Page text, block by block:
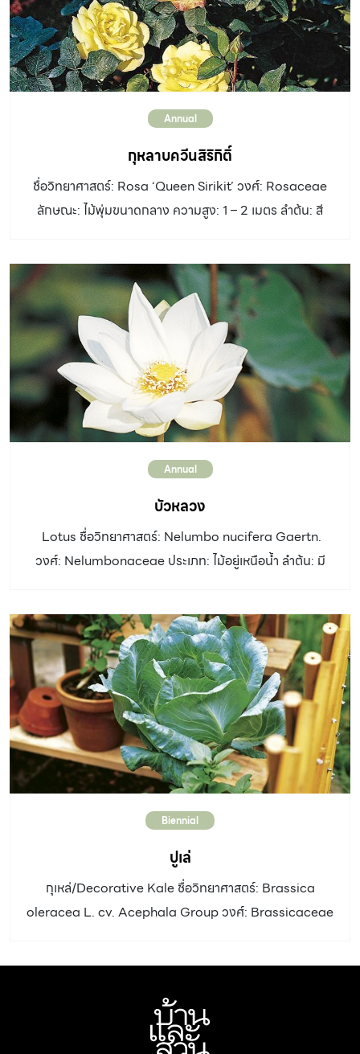
Annual
กุหลาบควีนสิริกิติ์
ชื่อวิทยาศาสตร์: Rosa ‘Queen Sirikit’ วงศ์: Rosaceae
ลักษณะ: ไม้พุ่มขนาดกลาง ความสูง: 1 – 2 เมตร ลำต้น: สี
เป็นฟันเลื่อย ดอก: ดอกเดี่ยวออกที่ปลายกิ่ง ดอกบานมีเส้นผ่า
ศูนย์กลาง 10 -11 เซนติเมตร กลีบรองดอกรูปถ้วยสีเขียว
กลีบเลี้ยง 5 กลีบ บานวันแรกสีเหลือง จากนั้นเปลี่ยนเป็นสี
เหลืองอมส้มและมีแต้มสีชมพูใกล้ขอบกลีบ มีกลิ่นหอม
ออกดอกตลอดปี ดิน: ดินร่วนระบายน้ำดี แสงแดด: ตลอดวัน
น้ำ: ปานกลาง ขยายพันธุ์: ติดตา ปักชำ ตอนกิ่ง และทาบกิ่ง
การใช้งานและอื่นๆ: หมั่นตัดแต่งดอกโรยและกิ่งแห้งออก
ลูกผสมระหว่างพันธุ์ Königinder rosen กับพันธุ์ Golden
Giant […]
Annual
บัวหลวง
Lotus ชื่อวิทยาศาสตร์: Nelumbo nucifera Gaertn.
วงศ์: Nelumbonaceae ประเภท: ไม้อยู่เหนือน้ำ ลำต้น: มี
เขียว มีนวลเคลือบ ก้านใบชูเหนือน้ำ ดอก: มีหลายพันธุ์ ทั้ง
ดอกชั้นเดียวและดอกซ้อน สีขาวหรือสีชมพู กลีบดอกใหญ่
กลางดอกมีฐานรังไข่และเกสรจำนวนมากและมีกลิ่นหอ
มอ่อนๆ ตอนเช้าหรือกลางคืน ก้านดอกยาวชูขึ้นเหนือน้ำและมี
หนามเล็กๆ ออกดอกตลอดปี แต่ดกในฤดูร้อนและฤดูฝน ดิน:
ดินเหนียวที่มีอินทรียวัตถุสูง เจริญได้ดีที่ระดับน้ำ 15-30 ซม.
แสงแดด: ครึ่งวันถึงเต็มวัน ขยายพันธุ์: แยกหนิ่เหง้า การใช้
งานและอื่นๆ: กลีบดอกทั้งขาวและชมพูชุบแป้งทอดจิ้มซอส
ประกอบของเกสรทั้งห้า ที่มีสรรพคุณบำรุงหัวใจ ชาวมาเลเซีย
ใช้กลีบดอกชั้นในตำพอกแก้โรคซิฟิลิส ชาวชวาใช้แก้ท้องร่วง
บัวเข็มชมพู บัวไต้หวัน บัวปักกิ่งชมพู บัวหลวงจีน ชื่อ
วิทยาศาสตร์ Nelumbo nucifera Gaertn. var. pekinese
[…]
Biennial
ปูเล่
กุเหล่/Decorative Kale ชื่อวิทยาศาสตร์: Brassica
oleracea L. cv. Acephala Group วงศ์: Brassicaceae
แน่น ถ้าอากาศเย็นใบจะห่อเหมือนกะหล่ำ และ ชนิดใบเล็ก ใบ
เรียงไม่เป็นระเบียบ ก้านใบยาวคล้ายใบคะน้า อัตราการเจริญ